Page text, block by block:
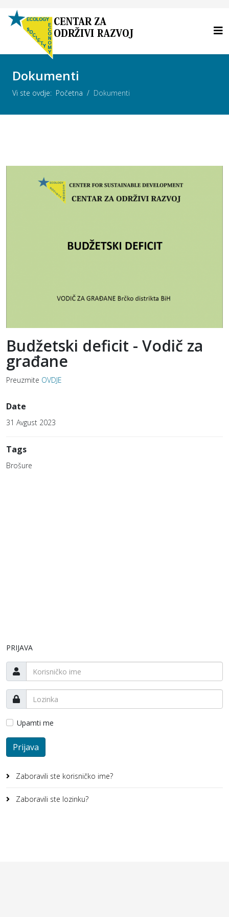
Dokumenti
Vi ste ovdje: Početna Dokumenti
Budžetski deficit - Vodič za
građane
Preuzmite OVDJE
Date
31 Avgust 2023
Tags
Brošure
PRIJAVA
Upamti me
Prijava
Zaboravili ste korisničko ime?
Zaboravili ste lozinku?